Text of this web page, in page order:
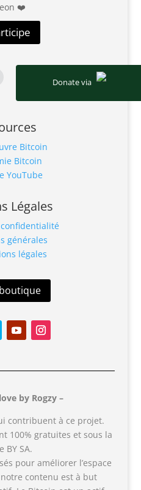
❤️
Donate via
Bitcoin
Bitcoin
YouTube
Légales
générales
légales
by Rogzy –
contribuent à ce projet.
100% gratuites et sous la
BY SA.
pour améliorer l’espace
contenu est à but